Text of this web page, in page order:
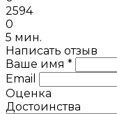
2594
0
5 мин.
Написать отзыв
Ваше имя *
Email
Оценка
Достоинства